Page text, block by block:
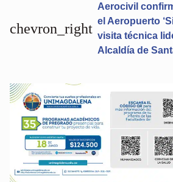
Aerocivil
el Aeropuerto
visita técnica
Alcaldía de
chevron_right